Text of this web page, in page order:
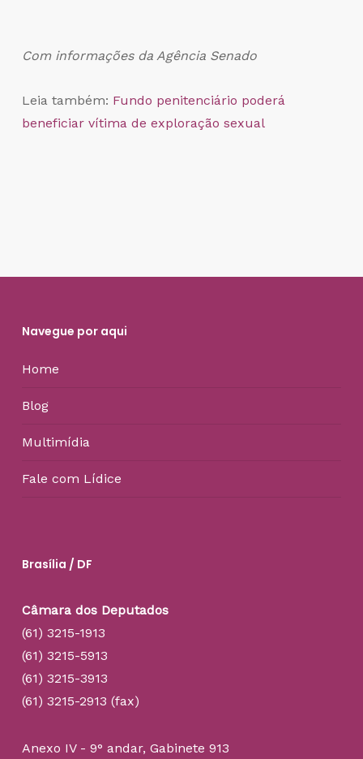
Com informações da Agência Senado
Leia também: Fundo penitenciário poderá
beneficiar vítima de exploração sexual
Navegue por aqui
Home
Blog
Multimídia
Fale com Lídice
Brasília / DF
Câmara dos Deputados
(61) 3215-1913
(61) 3215-5913
(61) 3215-3913
(61) 3215-2913 (fax)
Anexo IV - 9° andar, Gabinete 913